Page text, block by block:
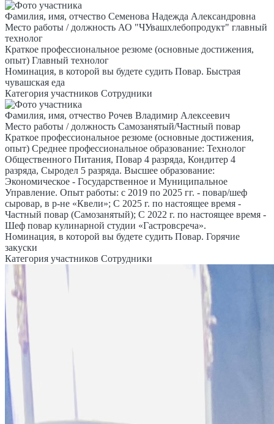
Фамилия, имя, отчество Семенова Надежда Александровна
Место работы / должность АО "ЧУвашхлебопродукт" главный
технолог
Краткое профессиональное резюме (основные достижения,
опыт) Главный технолог
Номинация, в которой вы будете судить Повар. Быстрая
чувашская еда
Категория участников Сотрудники
Фамилия, имя, отчество Рочев Владимир Алексеевич
Место работы / должность Самозанятый/Частный повар
Краткое профессиональное резюме (основные достижения,
опыт) Среднее профессиональное образование: Технолог
Общественного Питания, Повар 4 разряда, Кондитер 4
разряда, Сыродел 5 разряда. Высшее образование:
Экономическое - Государственное и Муниципальное
Управление. Опыт работы: с 2019 по 2025 гг. - повар/шеф
сыровар, в р-не «Квели»; С 2025 г. по настоящее время -
Частный повар (Самозанятый); С 2022 г. по настоящее время -
Шеф повар кулинарной студии «Гастровсреча».
Номинация, в которой вы будете судить Повар. Горячие
закуски
Категория участников Сотрудники